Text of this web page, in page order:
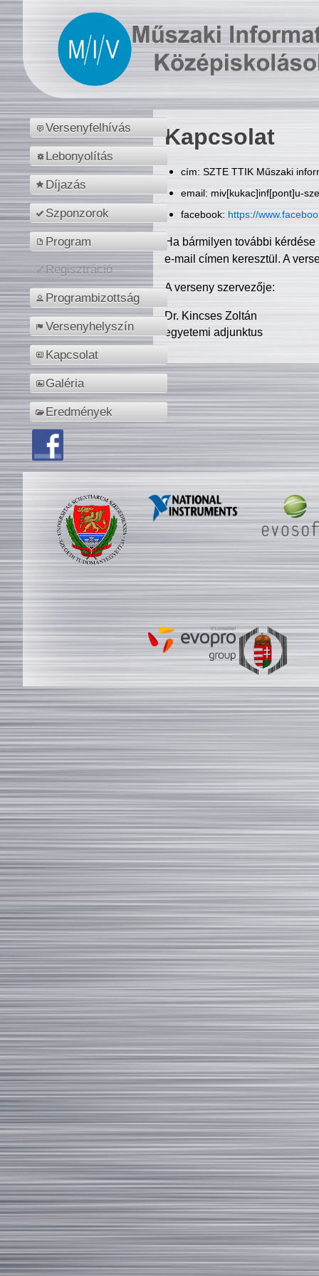
Versenyfelhívás
Lebonyolítás
Díjazás
Szponzorok
Program
Regisztráció
Programbizottság
Versenyhelyszín
Kapcsolat
Galéria
Eredmények
Kapcsolat
cím: SZTE TTIK Műszaki
email: miv[kukac]inf[pont]u-
facebook: https://
Ha bármilyen további
e-mail címen keresztül. A
A verseny szervezője:
Dr. Kincses Zoltán
egyetemi adjunktus